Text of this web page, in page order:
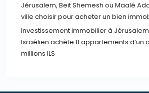
Jérusalem, Beit Shemesh ou Maalé
ville choisir pour acheter un bien
Investissement immobilier à Jérusalem
Israélien achète 8 appartements d’un
millions ILS